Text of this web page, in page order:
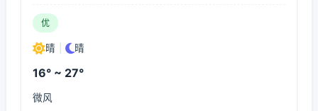
优
晴 晴
16° ~ 27°
微风